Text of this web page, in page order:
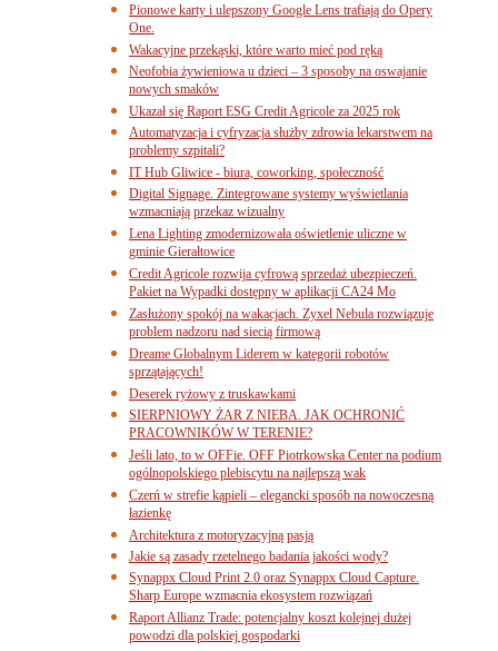
Pionowe karty i ulepszony Google Lens trafiają do Opery
One.
Wakacyjne przekąski, które warto mieć pod ręką
Neofobia żywieniowa u dzieci – 3 sposoby na oswajanie
nowych smaków
Ukazał się Raport ESG Credit Agricole za 2025 rok
Automatyzacja i cyfryzacja służby zdrowia lekarstwem na
problemy szpitali?
IT Hub Gliwice - biura, coworking, społeczność
Digital Signage. Zintegrowane systemy wyświetlania
wzmacniają przekaz wizualny
Lena Lighting zmodernizowała oświetlenie uliczne w
gminie Gierałtowice
Credit Agricole rozwija cyfrową sprzedaż ubezpieczeń.
Pakiet na Wypadki dostępny w aplikacji CA24 Mo
Zasłużony spokój na wakacjach. Zyxel Nebula rozwiązuje
problem nadzoru nad siecią firmową
Dreame Globalnym Liderem w kategorii robotów
sprzątających!
Deserek ryżowy z truskawkami
SIERPNIOWY ŻAR Z NIEBA. JAK OCHRONIĆ
PRACOWNIKÓW W TERENIE?
Jeśli lato, to w OFFie. OFF Piotrkowska Center na podium
ogólnopolskiego plebiscytu na najlepszą wak
Czerń w strefie kąpieli – elegancki sposób na nowoczesną
łazienkę
Architektura z motoryzacyjną pasją
Jakie są zasady rzetelnego badania jakości wody?
Synappx Cloud Print 2.0 oraz Synappx Cloud Capture.
Sharp Europe wzmacnia ekosystem rozwiązań
Raport Allianz Trade: potencjalny koszt kolejnej dużej
powodzi dla polskiej gospodarki